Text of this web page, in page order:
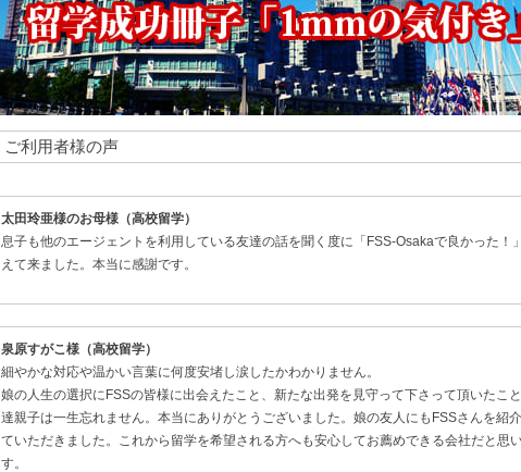
ご利用者様の声
太田玲亜様のお母様（高校留学）
息子も他のエージェントを利用している友達の話を聞く度に「FSS-Osakaで良かった！
えて来ました。本当に感謝です。
泉原すがこ様（高校留学）
細やかな対応や温かい言葉に何度安堵し涙したかわかりません。
娘の人生の選択にFSSの皆様に出会えたこと、新たな出発を見守って下さって頂いたこ
達親子は一生忘れません。本当にありがとうございました。娘の友人にもFSSさんを紹
ていただきました。これから留学を希望される方へも安心してお薦めできる会社だと思
す。